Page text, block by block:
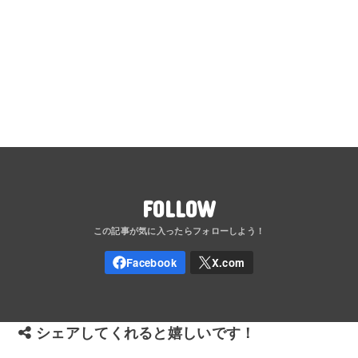
FOLLOW
シェアしてくれると嬉しいです！